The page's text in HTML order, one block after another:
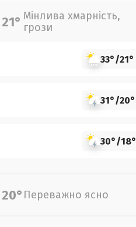
21° Мінлива хмарність,
грози
33°/21°
31°/20°
30°/18°
20° Переважно ясно